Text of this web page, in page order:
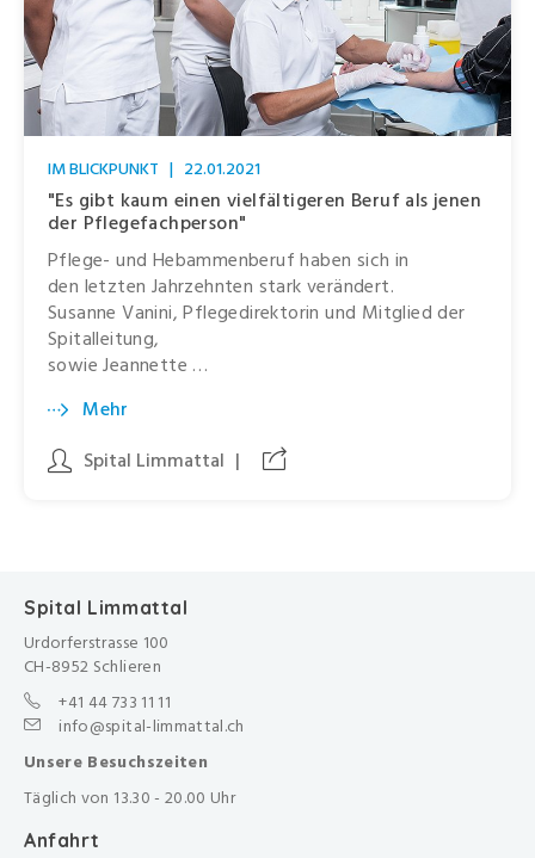
IM BLICKPUNKT | 22.01.2021
"Es gibt kaum einen vielfältigeren Beruf als jenen
der Pflegefachperson"
Pflege- und Hebammenberuf haben sich in
den letzten Jahrzehnten stark verändert.
Susanne Vanini, Pflegedirektorin und Mitglied der
Spitalleitung,
sowie Jeannette …
Mehr
Spital Limmattal |
Spital Limmattal
Urdorferstrasse 100
CH-8952 Schlieren
+41 44 733 11 11
info@spital-limmattal.ch
Unsere Besuchszeiten
Täglich von 13.30 - 20.00 Uhr
Anfahrt